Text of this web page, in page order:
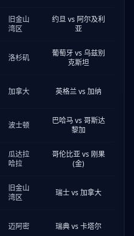
旧金山
湾区
约旦 vs 阿尔及利
亚
洛杉矶
葡萄牙 vs 乌兹别
克斯坦
加拿大 英格兰 vs 加纳
波士顿
巴哈马 vs 哥斯达
黎加
瓜达拉
哈拉
哥伦比亚 vs 刚果
(金)
旧金山
湾区
瑞士 vs 加拿大
迈阿密 瑞典 vs 卡塔尔